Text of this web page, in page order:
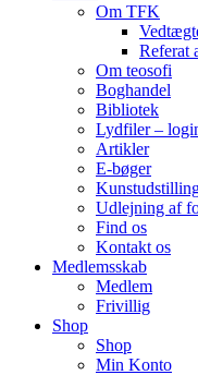
Om TFK
Referat
Om teosofi
Boghandel
Bibliotek
Lydfiler –
Artikler
E-bøger
Udlejning af
Find os
Kontakt os
Medlemsskab
Medlem
Frivillig
Shop
Shop
Min Konto